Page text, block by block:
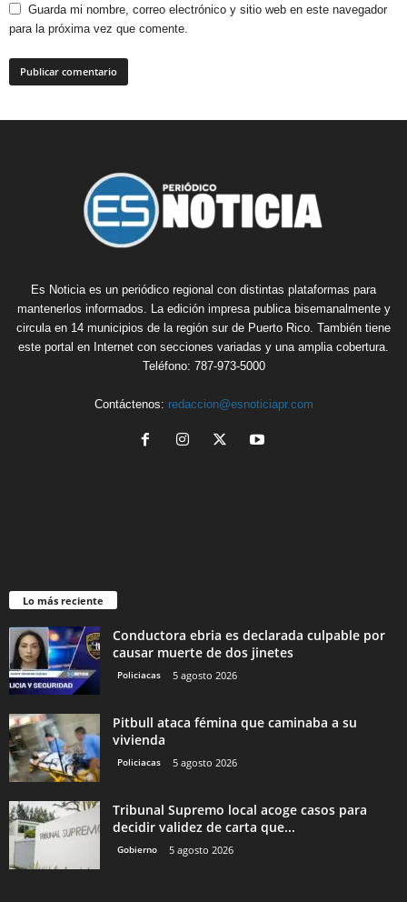
Guarda mi nombre, correo electrónico y sitio web en este navegador
para la próxima vez que comente.
Es Noticia es un periódico regional con distintas plataformas para
mantenerlos informados. La edición impresa publica bisemanalmente y
circula en 14 municipios de la región sur de Puerto Rico. También tiene
este portal en Internet con secciones variadas y una amplia cobertura.
Teléfono: 787-973-5000
Contáctenos: redaccion@esnoticiapr.com
Lo más reciente
Conductora ebria es declarada culpable por
causar muerte de dos jinetes
Policiacas 5 agosto 2026
Pitbull ataca fémina que caminaba a su
vivienda
Policiacas 5 agosto 2026
Tribunal Supremo local acoge casos para
decidir validez de carta que...
Gobierno 5 agosto 2026